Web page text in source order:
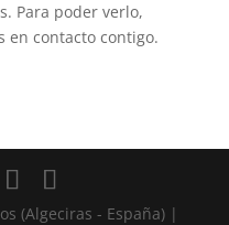
Para poder verlo,
en contacto contigo.
(Algeciras - España) |